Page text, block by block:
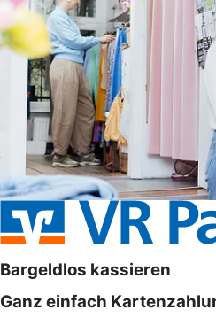
Bargeldlos kassieren
Ganz einfach